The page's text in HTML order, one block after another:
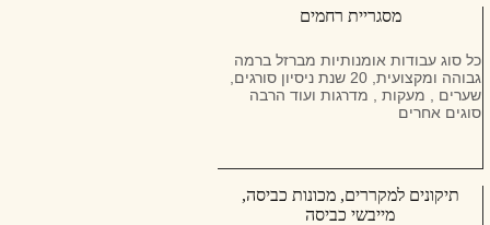
בחינם וללא עלות! אנחנו בונים אתרים
לקוחות מרוצים! אז צרו איתנו קשר עוד
היום: בניית אתרים -
https://bonihatarim.com/%d7%a6%d7%95%d7%a8-
%d7%a7%d7%a9%d7%a8/ צרו איתנו
קשר בוואטספ: 055-9152467
арабский, немецкий, русский.
‎מסגריית רחמים
כל סוג עבודות אומנותיות מברזל ברמה
גבוהה ומקצועית, 20 שנת ניסיון סורגים,
שערים , מעקות , מדרגות ועוד הרבה
סוגים אחרים
תיקונים למקררים, מכונות כביסה,
מייבשי כביסה